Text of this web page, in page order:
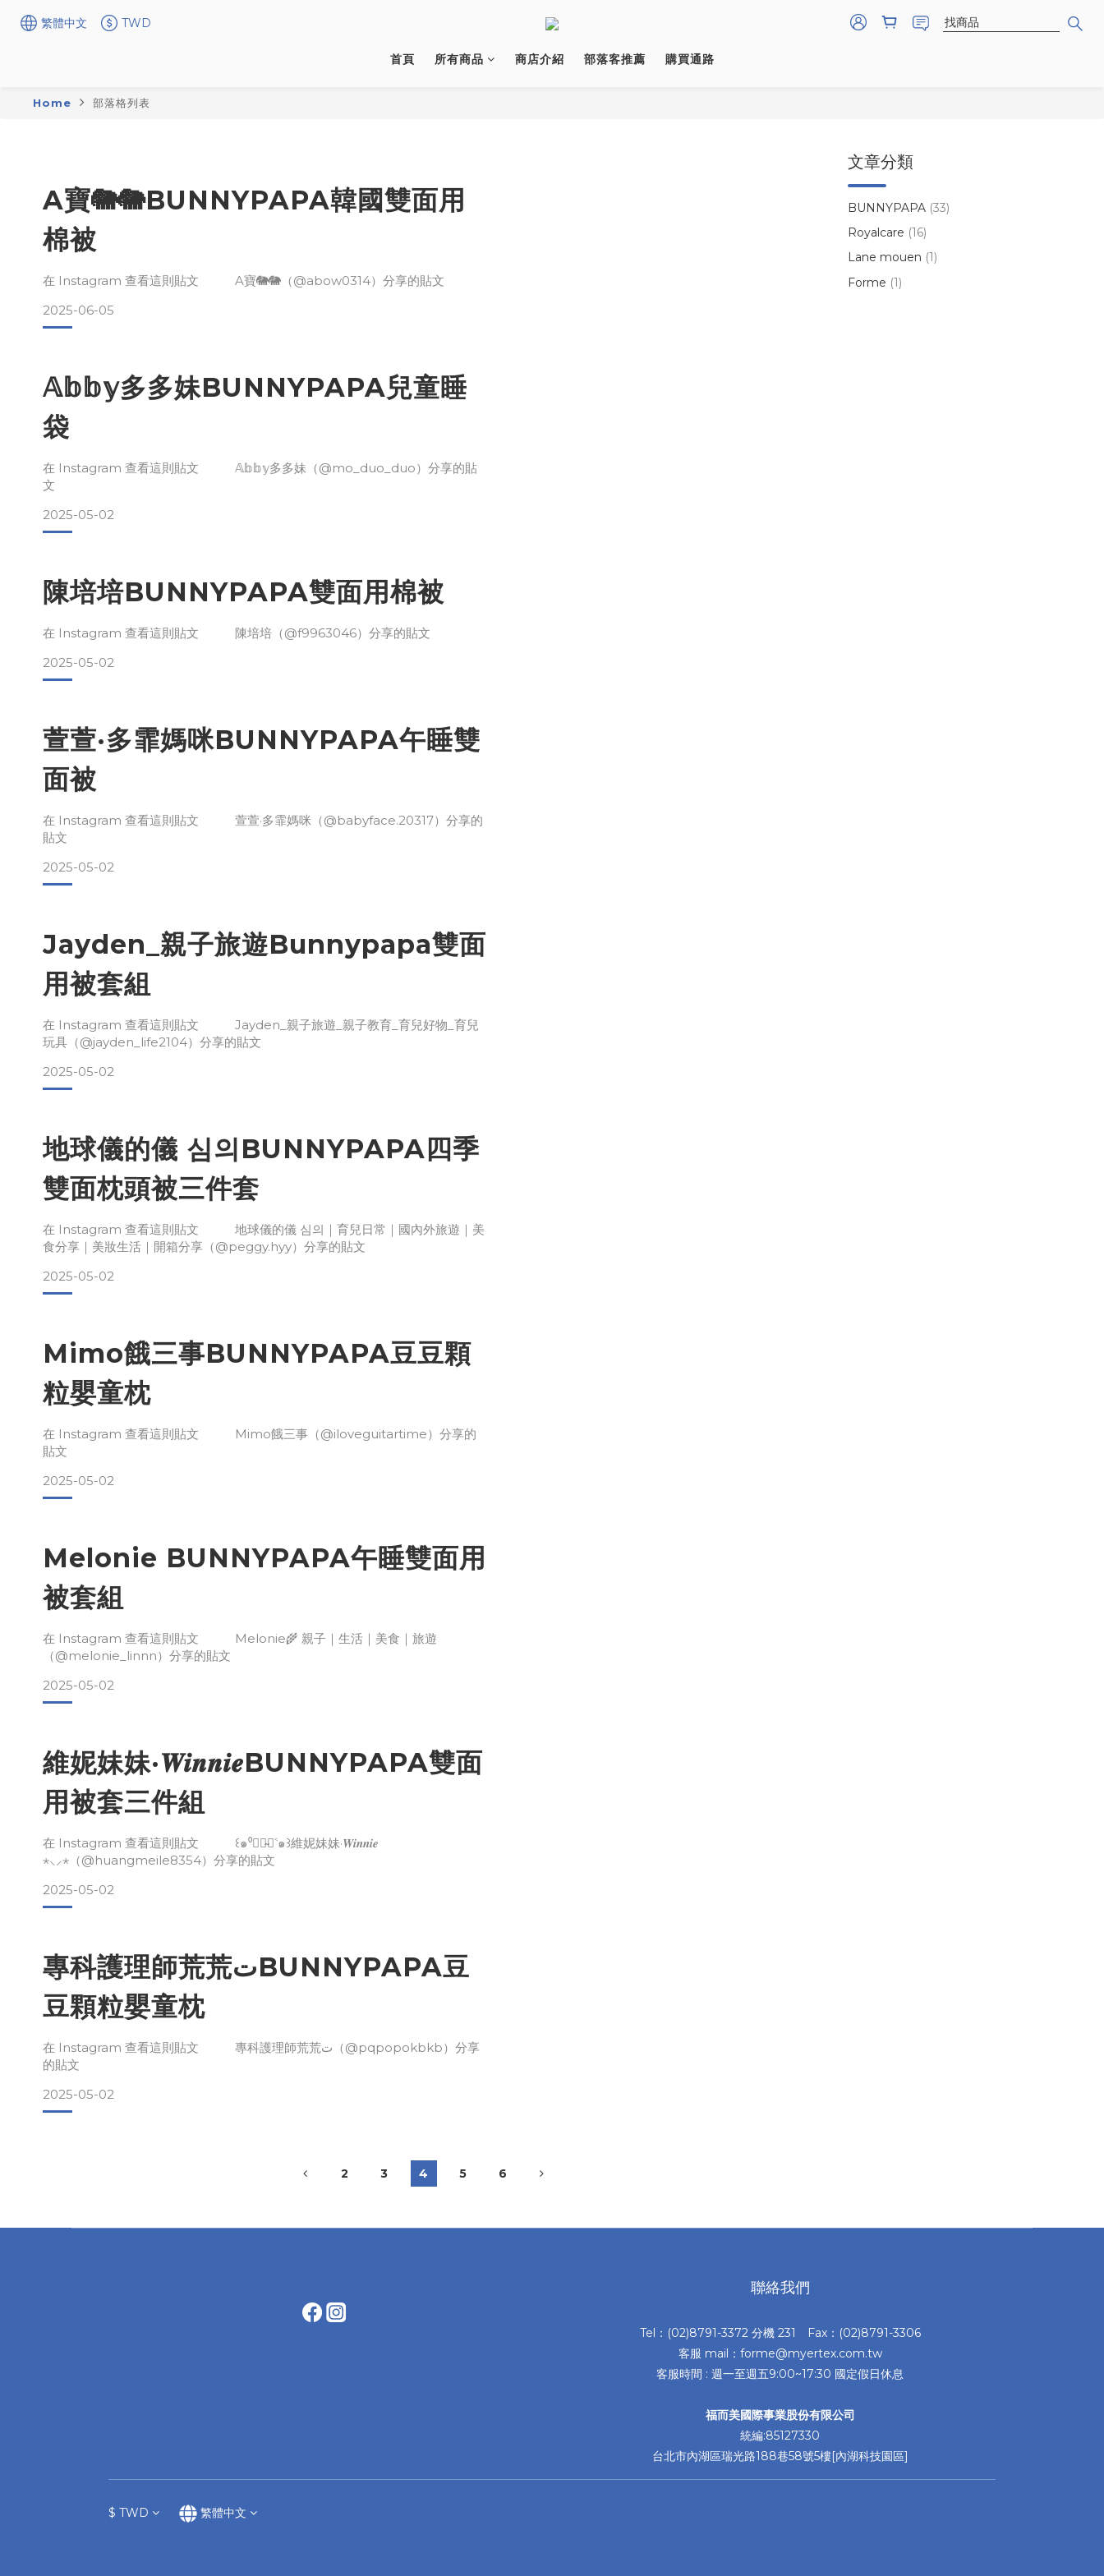
繁體中文 TWD
首頁 所有商品 商店介紹 部落客推薦 購買通路
Home 部落格列表
A寶🐘🐘BUNNYPAPA韓國雙面用
棉被
在 Instagram 查看這則貼文 A寶🐘🐘（@abow0314）分享的貼文
2025-06-05
𝔸𝕓𝕓𝕪多多妹BUNNYPAPA兒童睡
袋
在 Instagram 查看這則貼文 𝔸𝕓𝕓𝕪多多妹（@mo_duo_duo）分享的貼
文
2025-05-02
陳培培BUNNYPAPA雙面用棉被
在 Instagram 查看這則貼文 陳培培（@f9963046）分享的貼文
2025-05-02
萱萱·多霏媽咪BUNNYPAPA午睡雙
面被
在 Instagram 查看這則貼文 萱萱·多霏媽咪（@babyface.20317）分享的
貼文
2025-05-02
Jayden_親子旅遊Bunnypapa雙面
用被套組
在 Instagram 查看這則貼文 Jayden_親子旅遊_親子教育_育兒好物_育兒
玩具（@jayden_life2104）分享的貼文
2025-05-02
地球儀的儀 심의BUNNYPAPA四季
雙面枕頭被三件套
在 Instagram 查看這則貼文 地球儀的儀 심의｜育兒日常｜國內外旅遊｜美
食分享｜美妝生活｜開箱分享（@peggy.hyy）分享的貼文
2025-05-02
Mimo餓三事BUNNYPAPA豆豆顆
粒嬰童枕
在 Instagram 查看這則貼文 Mimo餓三事（@iloveguitartime）分享的
貼文
2025-05-02
Melonie BUNNYPAPA午睡雙面用
被套組
在 Instagram 查看這則貼文 Melonie🌾 親子｜生活｜美食｜旅遊
（@melonie_linnn）分享的貼文
2025-05-02
維妮妹妹·𝑾𝒊𝒏𝒏𝒊𝒆BUNNYPAPA雙面
用被套三件組
在 Instagram 查看這則貼文 ꒰๑⁰⃚⃙̴◡˂๑꒱維妮妹妹·𝑾𝒊𝒏𝒏𝒊𝒆
⋆⸜⸝⋆（@huangmeile8354）分享的貼文
2025-05-02
專科護理師荒荒تBUNNYPAPA豆
豆顆粒嬰童枕
在 Instagram 查看這則貼文 專科護理師荒荒ت（@pqpopokbkb）分享
的貼文
2025-05-02
2 3 4 5 6
文章分類
BUNNYPAPA (33)
Royalcare (16)
Lane mouen (1)
Forme (1)
聯絡我們
Tel：(02)8791-3372 分機 231 Fax：(02)8791-3306
客服 mail：forme@myertex.com.tw
客服時間 : 週一至週五9:00~17:30 國定假日休息
福而美國際事業股份有限公司
統編:85127330
台北市內湖區瑞光路188巷58號5樓[內湖科技園區]
$ TWD 繁體中文